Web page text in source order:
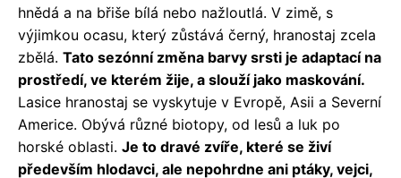
hnědá a na břiše bílá nebo nažloutlá. V zimě, s
výjimkou ocasu, který zůstává černý, hranostaj zcela
zbělá. Tato sezónní změna barvy srsti je adaptací na
prostředí, ve kterém žije, a slouží jako maskování.
Lasice hranostaj se vyskytuje v Evropě, Asii a Severní
Americe. Obývá různé biotopy, od lesů a luk po
horské oblasti. Je to dravé zvíře, které se živí
především hlodavci, ale nepohrdne ani ptáky, vejci,